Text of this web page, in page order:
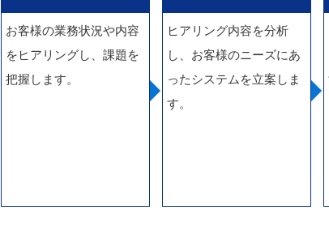
お客様の業務状況や内容
をヒアリングし、課題を
把握します。
ヒアリング内容を分析
し、お客様のニーズにあ
ったシステムを立案しま
す。